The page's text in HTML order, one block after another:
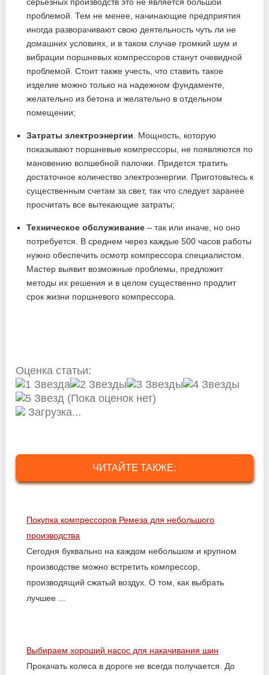
проблемой. Тем не менее, начинающие предприятия
иногда разворачивают свою деятельность чуть ли не
домашних условиях, и в таком случае громкий шум и
вибрации поршневых компрессоров станут очевидной
проблемой. Стоит также учесть, что ставить такое
изделие можно только на надежном фундаменте,
желательно из бетона и желательно в отдельном
помещении;
Затраты электроэнергии . Мощность, которую
показывают поршневые компрессоры, не появляются по
мановению волшебной палочки. Придется тратить
достаточное количество электроэнергии. Приготовьтесь к
существенным счетам за свет, так что следует заранее
просчитать все вытекающие затраты;
Техническое обслуживание – так или иначе, но оно
потребуется. В среднем через каждые 500 часов работы
нужно обеспечить осмотр компрессора специалистом.
Мастер выявит возможные проблемы, предложит
методы их решения и в целом существенно продлит
срок жизни поршневого компрессора.
Оценка статьи:
(Пока оценок нет)
Загрузка...
ЧИТАЙТЕ ТАКЖЕ:
Покупка компрессоров Ремеза для небольшого
производства
Сегодня буквально на каждом небольшом и крупном
производстве можно встретить компрессор,
производящий сжатый воздух. О том, как выбрать
лучшее ...
Выбираем хороший насос для накачивания шин
Прокачать колеса в дороге не всегда получается. До